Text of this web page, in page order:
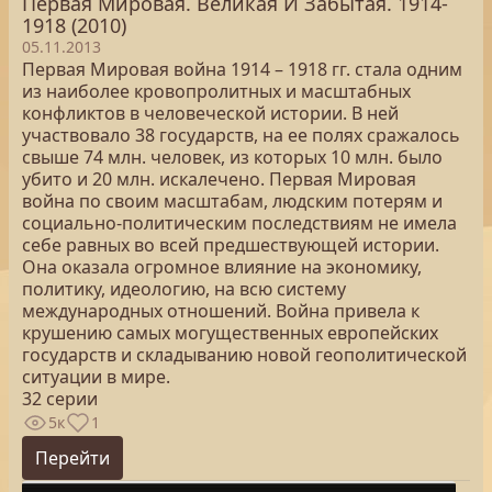
1918 (2010)
05.11.2013
Первая Мировая война 1914 – 1918 гг. стала одним
из наиболее кровопролитных и масштабных
конфликтов в человеческой истории. В ней
участвовало 38 государств, на ее полях сражалось
свыше 74 млн. человек, из которых 10 млн. было
убито и 20 млн. искалечено. Первая Мировая
война по своим масштабам, людским потерям и
социально-политическим последствиям не имела
себе равных во всей предшествующей истории.
Она оказала огромное влияние на экономику,
политику, идеологию, на всю систему
международных отношений. Война привела к
крушению самых могущественных европейских
государств и складыванию новой геополитической
ситуации в мире.
32 серии
5к 1
Перейти